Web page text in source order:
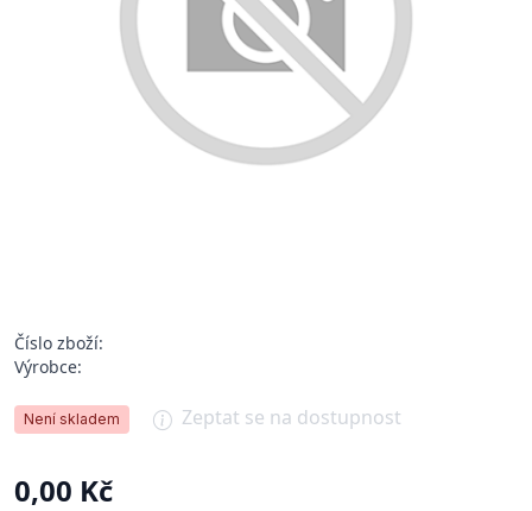
Číslo zboží:
Výrobce:
Není skladem Zeptat se na dostupnost
0,00 Kč